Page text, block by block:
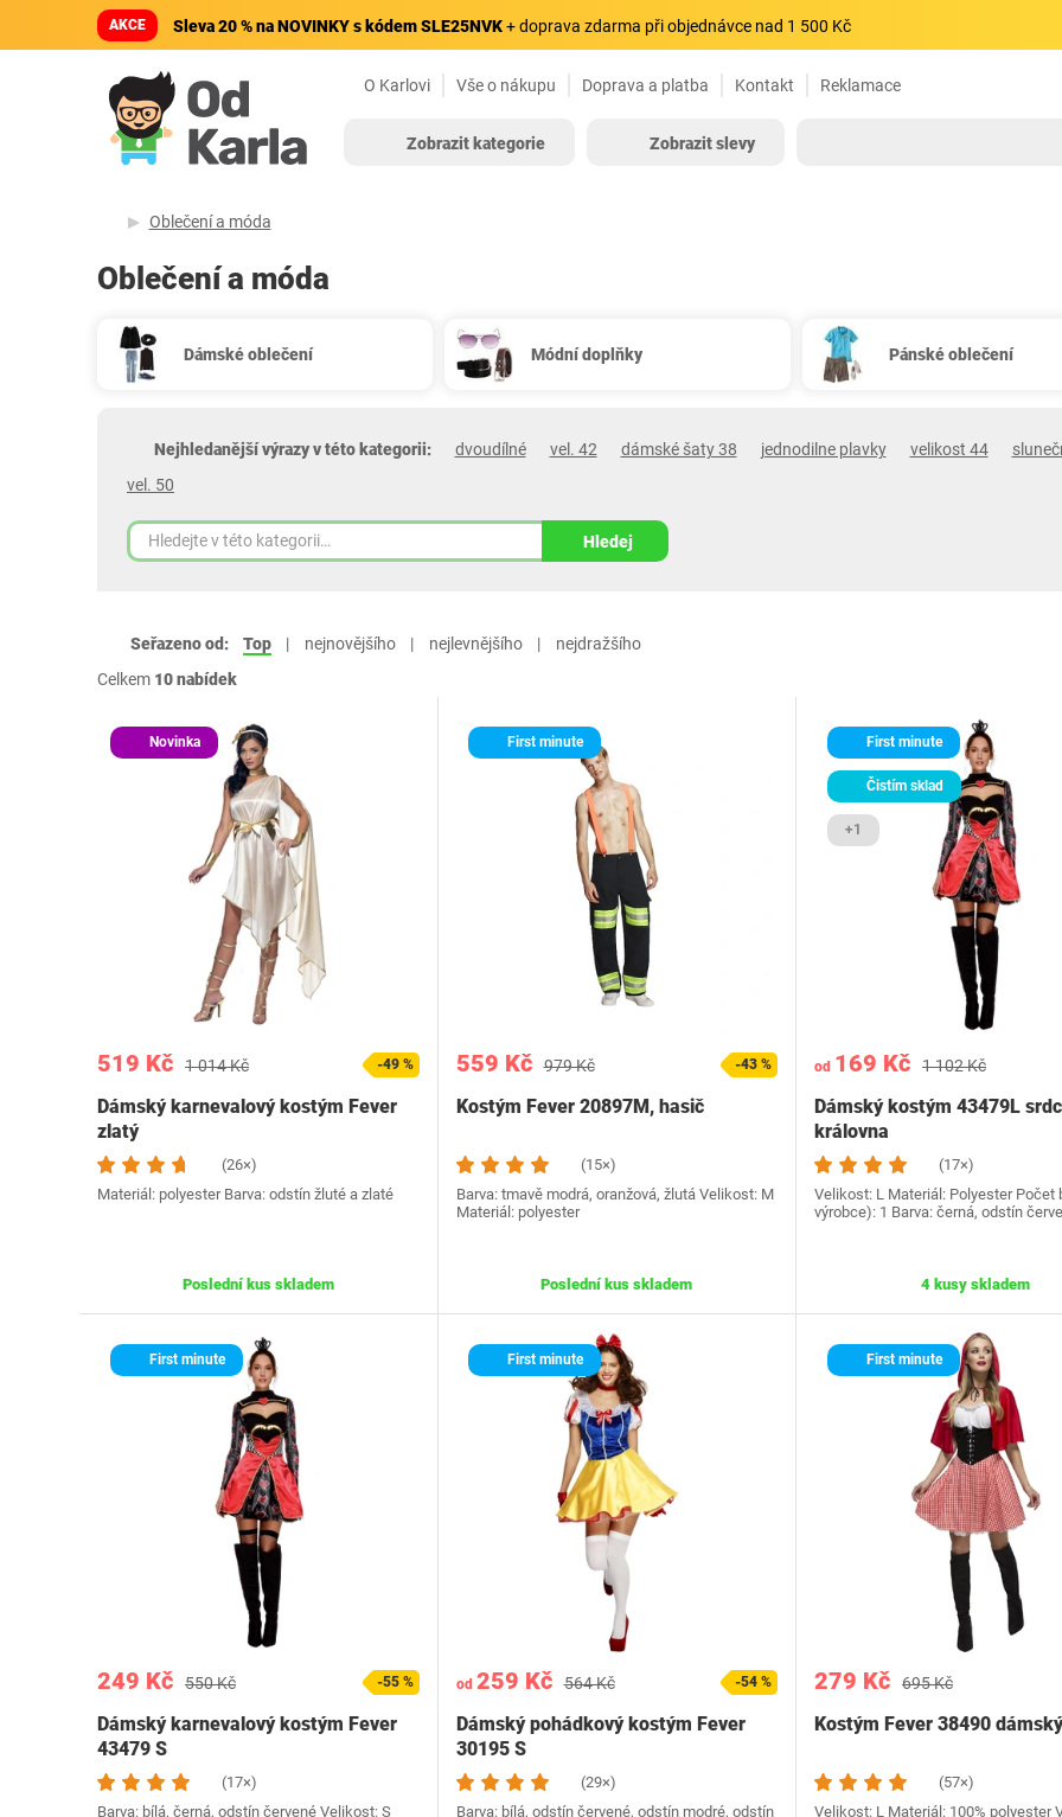
AKCE Sleva 20 % na NOVINKY s kódem SLE25NVK+ doprava zdarma při objednávce nad 1 500 Kč
O Karlovi Vše o nákupu Doprava a platba Kontakt Reklamace
Zobrazit kategorie Zobrazit slevy
Oblečení a móda
Oblečení a móda
Dámské oblečení Módní doplňky Pánské oblečení
Nejhledanější výrazy v této kategorii: dvoudílné vel. 42 dámské šaty 38 jednodilne plavky velikost 44
vel. 50
Hledej
Seřazeno od: Top nejnovějšího nejlevnějšího
nejdražšího
Celkem 10 nabídek
Novinka
519 Kč 1 014 Kč -49 %
Dámský karnevalový kostým Fever
zlatý
(26×)
Materiál: polyester Barva: odstín žluté a zlaté
Poslední kus skladem
First minute
559 Kč 979 Kč -43 %
Kostým Fever 20897M, hasič
(15×)
Barva: tmavě modrá, oranžová, žlutá Velikost: M
Materiál: polyester
Poslední kus skladem
First minute
Čistím sklad
+1
od 169 Kč 1 102 Kč
Dámský kostým 43479L
královna
(17×)
Velikost: L Materiál: Polyester Počet
výrobce): 1 Barva: černá, odstín
4 kusy skladem
First minute
249 Kč 550 Kč -55 %
Dámský karnevalový kostým Fever
43479 S
(17×)
Barva: bílá, černá, odstín červené Velikost: S
First minute
od 259 Kč 564 Kč -54 %
Dámský pohádkový kostým Fever
30195 S
(29×)
Barva: bílá, odstín červené, odstín modré, odstín
First minute
279 Kč 695 Kč
Kostým Fever 38490
(57×)
Velikost: L Materiál: 100% polyester